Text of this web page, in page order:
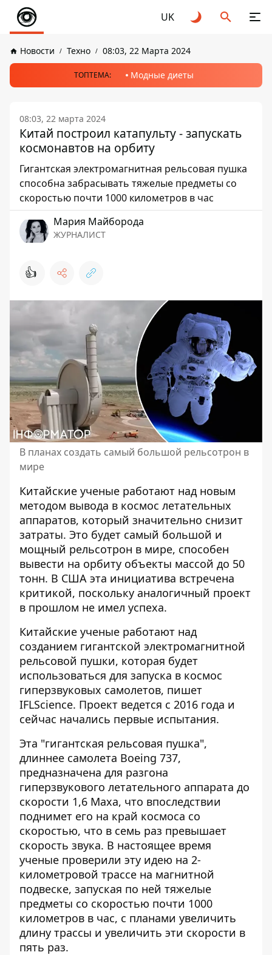
UK
Новости Техно 08:03, 22 Марта 2024
ТОПТЕМА: Модные диеты
08:03, 22 марта 2024
Китай построил катапульту - запускать
космонавтов на орбиту
Гигантская электромагнитная рельсовая пушка
способна забрасывать тяжелые предметы со
скоростью почти 1000 километров в час
Мария Майборода
ЖУРНАЛИСТ
👍
В планах создать самый большой рельсотрон в
мире
Китайские ученые работают над новым
методом вывода в космос летательных
аппаратов, который значительно снизит
затраты. Это будет самый большой и
мощный рельсотрон в мире, способен
вывести на орбиту объекты массой до 50
тонн. В США эта инициатива встречена
критикой, поскольку аналогичный проект
в прошлом не имел успеха.
Китайские ученые работают над
созданием гигантской электромагнитной
рельсовой пушки, которая будет
использоваться для запуска в космос
гиперзвуковых самолетов, пишет
IFLScience. Проект ведется с 2016 года и
сейчас начались первые испытания.
Эта "гигантская рельсовая пушка",
длиннее самолета Boeing 737,
предназначена для разгона
гиперзвукового летательного аппарата до
скорости 1,6 Маха, что впоследствии
поднимет его на край космоса со
скоростью, что в семь раз превышает
скорость звука. В настоящее время
ученые проверили эту идею на 2-
километровой трассе на магнитной
подвеске, запуская по ней тяжелые
предметы со скоростью почти 1000
километров в час, с планами увеличить
длину трассы и увеличить эти скорости в
пять раз.